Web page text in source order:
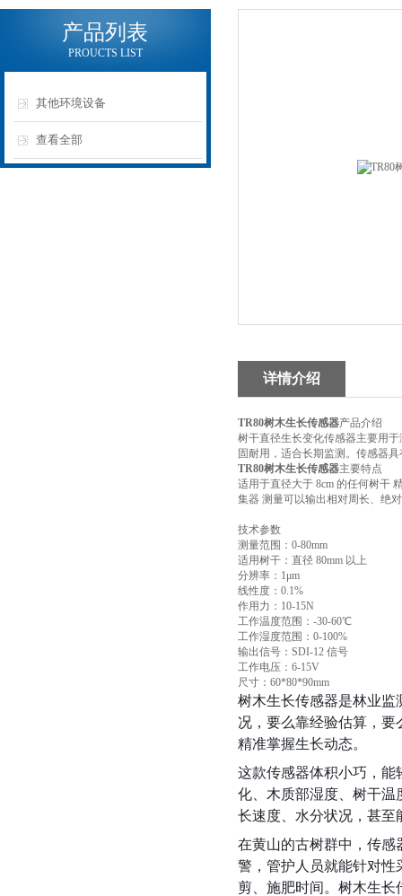
产品列表
PROUCTS LIST
其他环境设备
查看全部
详情介绍
TR80树木生长传感器产品介绍
树干直径生长变化传感器主要用
固耐用，适合长期监测。传感器
TR80树木生长传感器主要特点
适用于直径大于 8cm 的任何树干
集器 测量可以输出相对周长、绝
技术参数
测量范围：0-80mm
适用树干：直径 80mm 以上
分辨率：1μm
线性度：0.1%
作用力：10-15N
工作温度范围：-30-60℃
工作湿度范围：0-100%
输出信号：SDI-12 信号
工作电压：6-15V
尺寸：60*80*90mm
树木生长传感器是林业监
况，要么靠经验估算，
精准掌握生长动态。
这款传感器体积小巧，能
化、木质部湿度、树干温
长速度、水分状况，甚至
在黄山的古树群中，传感
警，管护人员就能针对性
剪、施肥时间。树木生